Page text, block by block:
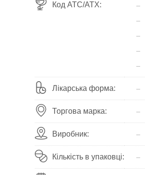
Код АТС/ATX:
Лікарська форма:
Торгова марка:
Виробник:
Кількість в упаковці: